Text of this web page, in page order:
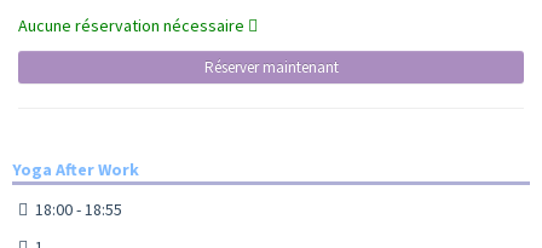
Aucune réservation nécessaire
Réserver maintenant
Yoga After Work
18:00 - 18:55